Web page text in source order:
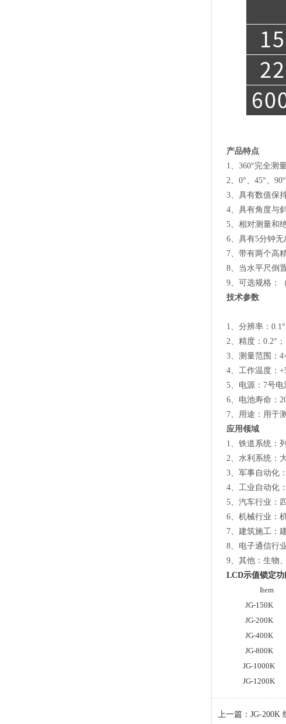
产品特点
1、360°完全测量
2、0°、45°、
3、具有数值保
4、具有角度与
5、相对测量和
6、具有5分钟无
7、带有两个高
8、当水平尺倒
9、可选规格：
技术参数
1、分辨率：0.1°
2、精度：0.2°；
3、测量范围：
4、工作温度：
5、电源：7号电
6、电池寿命：
7、用途：用于
应用领域
1、铁道系统：
2、水利系统：
3、军事自动化
4、工业自动化
5、汽车行业：
6、机械行业：
7、建筑施工：
8、电子通信行
9、其他：生物
LCD示值锁定
Item
JG-150K
JG-200K
JG-400K
JG-800K
JG-1000K
JG-1200K
上一篇： JG-200K